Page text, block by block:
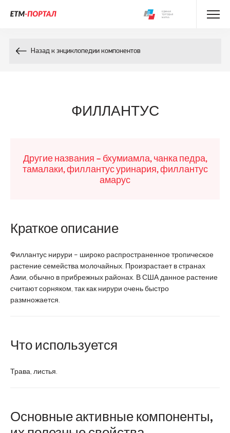
Назад к энциклопедии компонентов
ФИЛЛАНТУС
Другие названия – бхумиамла, чанка педра,
тамалаки, филлантус уринария, филлантус
амарус
Краткое описание
Филлантус нирури – широко распространенное тропическое
растение семейства молочайных. Произрастает в странах
Азии, обычно в прибрежных районах. В США данное растение
считают сорняком, так как нирури очень быстро
размножается.
Что используется
Трава, листья.
Основные активные компоненты,